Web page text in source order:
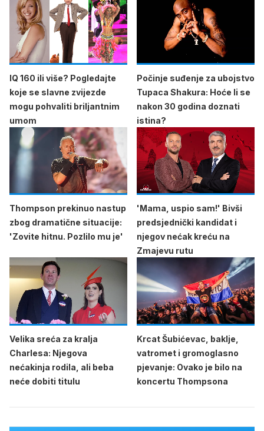
IQ 160 ili više? Pogledajte
koje se slavne zvijezde
mogu pohvaliti briljantnim
umom
Počinje suđenje za ubojstvo
Tupaca Shakura: Hoće li se
nakon 30 godina doznati
istina?
Thompson prekinuo nastup
zbog dramatične situacije:
'Zovite hitnu. Pozlilo mu je'
'Mama, uspio sam!' Bivši
predsjednički kandidat i
njegov nećak kreću na
Zmajevu rutu
Velika sreća za kralja
Charlesa: Njegova
nećakinja rodila, ali beba
neće dobiti titulu
Krcat Šubićevac, baklje,
vatromet i gromoglasno
pjevanje: Ovako je bilo na
koncertu Thompsona